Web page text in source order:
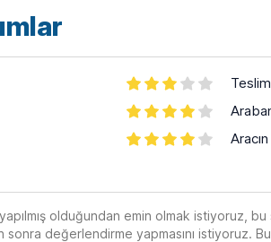
olduğundan emin olmak istiyoruz,
sonra değerlendirme yapmasını